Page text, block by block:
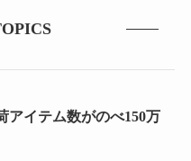
アイテム数がのべ150万